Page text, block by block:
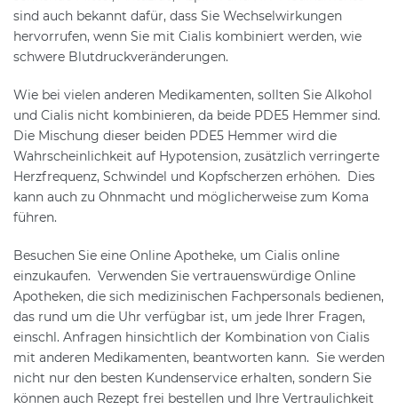
sind auch bekannt dafür, dass Sie Wechselwirkungen
hervorrufen, wenn Sie mit Cialis kombiniert werden, wie
schwere Blutdruckveränderungen.
Wie bei vielen anderen Medikamenten, sollten Sie Alkohol
und Cialis nicht kombinieren, da beide PDE5 Hemmer sind.
Die Mischung dieser beiden PDE5 Hemmer wird die
Wahrscheinlichkeit auf Hypotension, zusätzlich verringerte
Herzfrequenz, Schwindel und Kopfscherzen erhöhen. Dies
kann auch zu Ohnmacht und möglicherweise zum Koma
führen.
Besuchen Sie eine Online Apotheke, um Cialis online
einzukaufen. Verwenden Sie vertrauenswürdige Online
Apotheken, die sich medizinischen Fachpersonals bedienen,
das rund um die Uhr verfügbar ist, um jede Ihrer Fragen,
einschl. Anfragen hinsichtlich der Kombination von Cialis
mit anderen Medikamenten, beantworten kann. Sie werden
nicht nur den besten Kundenservice erhalten, sondern Sie
können auch Rezept frei bestellen und Ihre Vertraulichkeit